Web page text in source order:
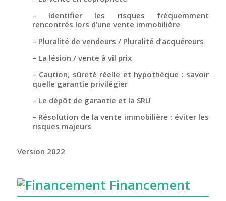
– Identifier les risques fréquemment
rencontrés lors d’une vente immobilière
– Pluralité de vendeurs / Pluralité d’acquéreurs
– La lésion / vente à vil prix
– Caution, sûreté réelle et hypothèque : savoir
quelle garantie privilégier
– Le dépôt de garantie et la SRU
– Résolution de la vente immobilière : éviter les
risques majeurs
Version 2022
Financement